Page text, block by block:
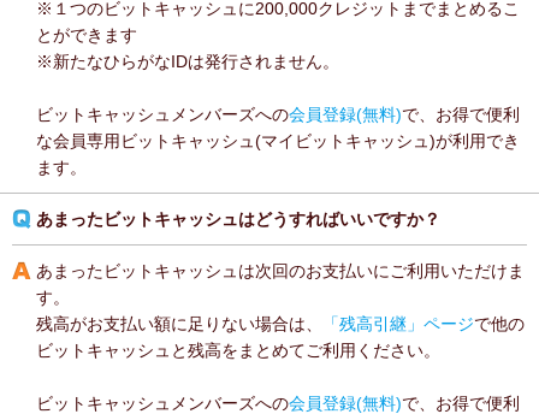
※１つのビットキャッシュに200,000クレジットまでまとめるこ
とができます
※新たなひらがなIDは発行されません。
ビットキャッシュメンバーズへの会員登録(無料)で、お得で便利
な会員専用ビットキャッシュ(マイビットキャッシュ)が利用でき
ます。
あまったビットキャッシュはどうすればいいですか？
あまったビットキャッシュは次回のお支払いにご利用いただけま
す。
残高がお支払い額に足りない場合は、
「残高引継」ページで他の
ビットキャッシュと残高をまとめてご利用ください。
ビットキャッシュメンバーズへの会員登録(無料)で、お得で便利